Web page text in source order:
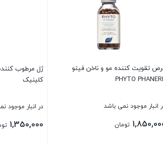
تقویت کننده مو و ناخن فیتو
PHYTO
انبار موجود نمی باشد
تومان
ژل مرطوب
کلینیک
در انبار موجود
1,350,000